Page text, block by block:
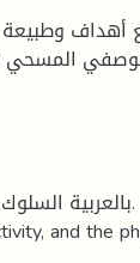
المسحي
بالعربية